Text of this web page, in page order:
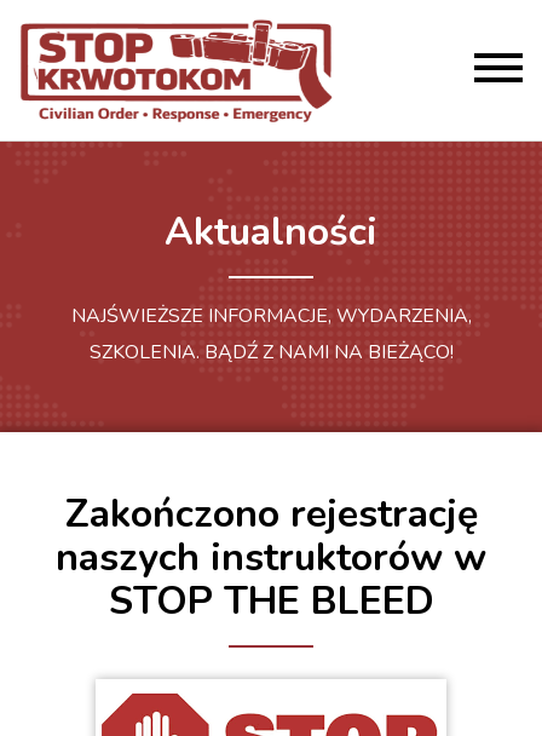
Aktualności
NAJŚWIEŻSZE INFORMACJE, WYDARZENIA,
SZKOLENIA. BĄDŹ Z NAMI NA BIEŻĄCO!
Zakończono rejestrację
naszych instruktorów w
STOP THE BLEED